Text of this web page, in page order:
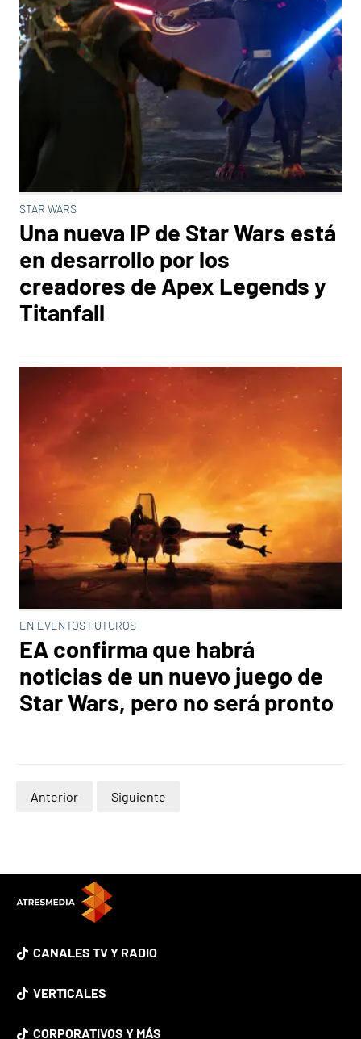
STAR WARS
Una nueva IP de Star Wars está
en desarrollo por los
creadores de Apex Legends y
Titanfall
EN EVENTOS FUTUROS
EA confirma que habrá
noticias de un nuevo juego de
Star Wars, pero no será pronto
Anterior Siguiente
CANALES TV Y RADIO
VERTICALES
CORPORATIVOS Y MÁS